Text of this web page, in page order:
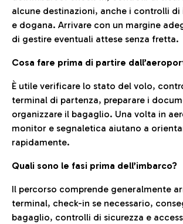
alcune destinazioni, anche i controlli
e dogana. Arrivare con un margine
di gestire eventuali attese senza fretta.
Cosa fare prima di partire
È utile verificare lo stato del volo,
terminal di partenza, preparare i
organizzare il bagaglio. Una volta in
monitor e segnaletica aiutano a
rapidamente.
Quali sono le fasi prima dell’imbarco?
Il percorso comprende generalmente
terminal, check-in se necessario,
bagaglio, controlli di sicurezza e